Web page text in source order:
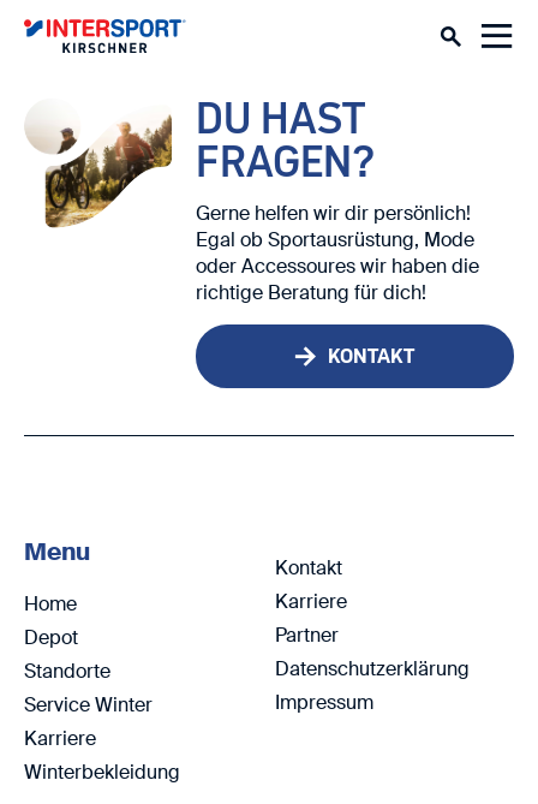
DU HAST
FRAGEN?
Gerne helfen wir dir persönlich!
Egal ob Sportausrüstung, Mode
oder Accessoures wir haben die
richtige Beratung für dich!
KONTAKT
Menu
Home
Depot
Standorte
Service Winter
Karriere
Winterbekleidung
Kontakt
Karriere
Partner
Datenschutzerklärung
Impressum